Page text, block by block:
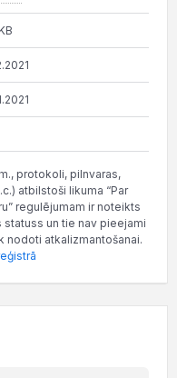
protokoli, pilnvaras,
atbilstoši likuma “Par
regulējumam ir noteikts
un tie nav pieejami
nodoti atkalizmantošanai.